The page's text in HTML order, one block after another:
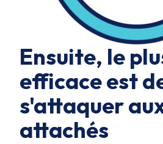
Ensuite, le
efficace est
s'attaquer
attachés